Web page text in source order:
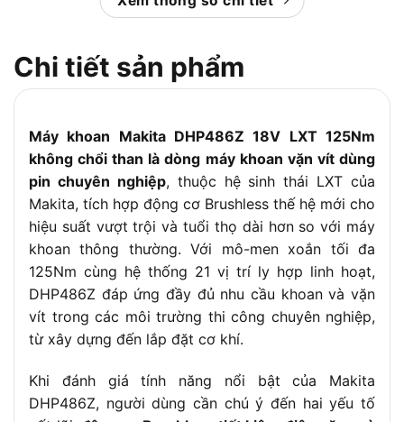
(Khoét lỗ 76 mm)
mâm cặp
1.5 – 13 mm (Đầu cặp kim loại Autolock)
Chức năng hoạt
3 chế độ (Khoan thường, Bắt vít, Khoan
Chi tiết sản phẩm
Máy khoan Makita DHP486Z 18V LXT 125Nm
không chổi than là dòng máy khoan vặn vít dùng
pin chuyên nghiệp, thuộc hệ sinh thái LXT của
Makita, tích hợp động cơ Brushless thế hệ mới cho
hiệu suất vượt trội và tuổi thọ dài hơn so với máy
khoan thông thường. Với mô-men xoắn tối đa
125Nm cùng hệ thống 21 vị trí ly hợp linh hoạt,
DHP486Z đáp ứng đầy đủ nhu cầu khoan và vặn
vít trong các môi trường thi công chuyên nghiệp,
từ xây dựng đến lắp đặt cơ khí.
Khi đánh giá tính năng nổi bật của Makita
DHP486Z, người dùng cần chú ý đến hai yếu tố